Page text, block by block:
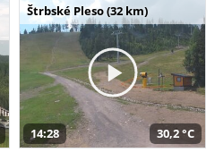
Štrbské Pleso (32 km)
14:28 30,2 °C